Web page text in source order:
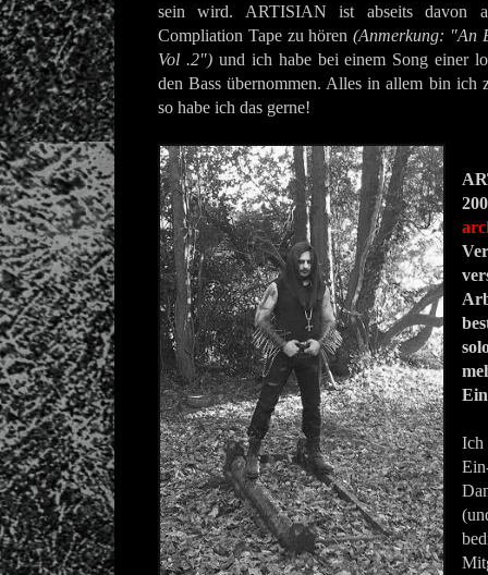
sein wird. ARTISIAN ist abseits davon
Compliation Tape zu hören(Anmerkung: "An
Vol .2") und ich habe bei einem Song einer
den Bass übernommen. Alles in allem bin ich
so habe ich das gerne!